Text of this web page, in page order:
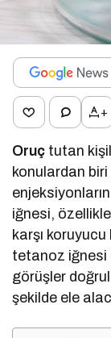
+
Oruç tutan
konulardan biri
iğnesi,
karşı
tetanoz iğnesi
görüşler
şekilde ele